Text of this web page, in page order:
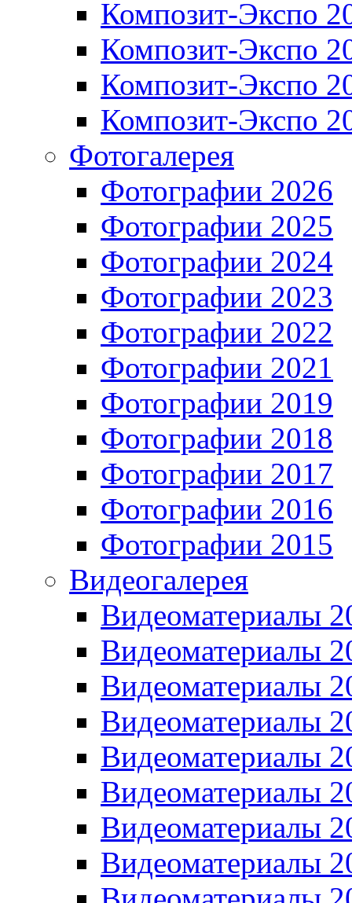
Композит-Экспо
Композит-Экспо
Композит-Экспо
Композит-Экспо
Фотогалерея
Фотографии 2026
Фотографии 2025
Фотографии 2024
Фотографии 2023
Фотографии 2022
Фотографии 2021
Фотографии 2019
Фотографии 2018
Фотографии 2017
Фотографии 2016
Фотографии 2015
Видеогалерея
Видеоматериалы
Видеоматериалы
Видеоматериалы
Видеоматериалы
Видеоматериалы
Видеоматериалы
Видеоматериалы
Видеоматериалы